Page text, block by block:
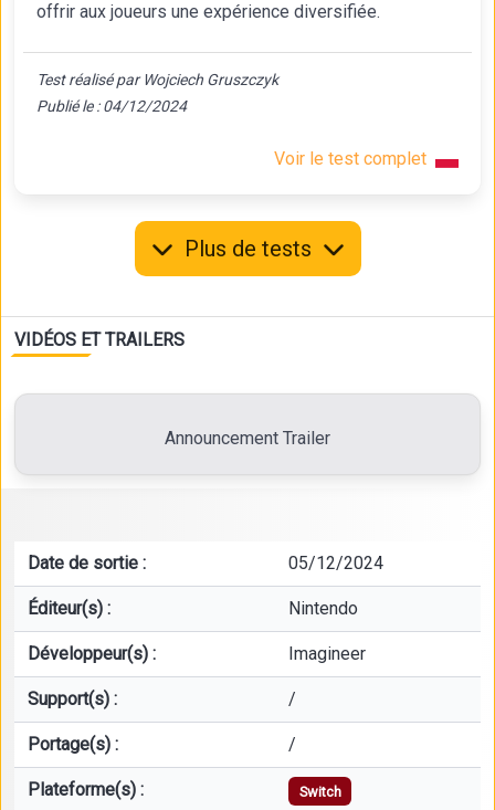
offrir aux joueurs une expérience diversifiée.
Test réalisé par Wojciech Gruszczyk
Publié le : 04/12/2024
Voir le test complet
Plus de tests
VIDÉOS ET TRAILERS
Announcement Trailer
Date de sortie : 05/12/2024
Éditeur(s) : Nintendo
Développeur(s) : Imagineer
Support(s) : /
Portage(s) : /
Plateforme(s) : Switch